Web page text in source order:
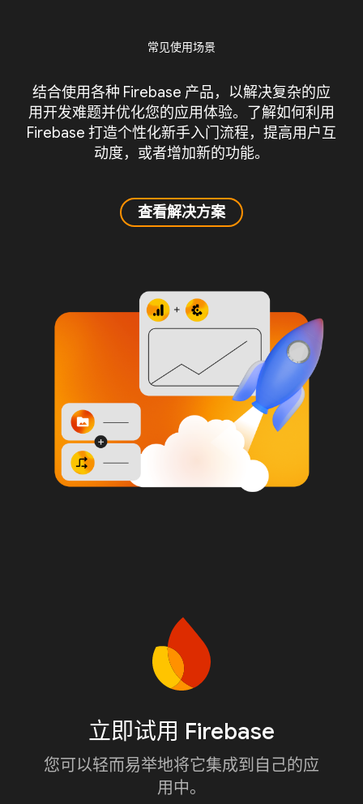
常见使用场景
结合使用各种 Firebase 产品，以解决复杂的应
用开发难题并优化您的应用体验。了解如何利用
Firebase 打造个性化新手入门流程，提高用户互
动度，或者增加新的功能。
查看解决方案
立即试用 Firebase
您可以轻而易举地将它集成到自己的应
用中。